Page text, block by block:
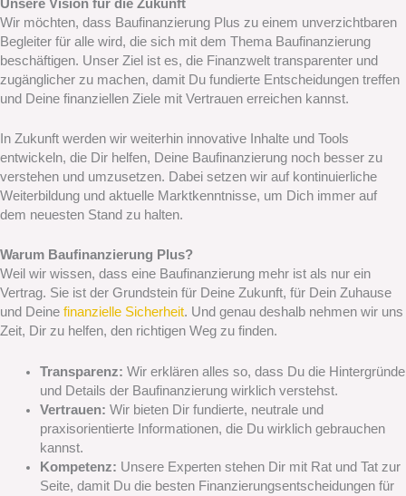
Unsere Vision für die Zukunft
Wir möchten, dass Baufinanzierung Plus zu einem unverzichtbaren
Begleiter für alle wird, die sich mit dem Thema Baufinanzierung
beschäftigen. Unser Ziel ist es, die Finanzwelt transparenter und
zugänglicher zu machen, damit Du fundierte Entscheidungen treffen
und Deine finanziellen Ziele mit Vertrauen erreichen kannst.
In Zukunft werden wir weiterhin innovative Inhalte und Tools
entwickeln, die Dir helfen, Deine Baufinanzierung noch besser zu
verstehen und umzusetzen. Dabei setzen wir auf kontinuierliche
Weiterbildung und aktuelle Marktkenntnisse, um Dich immer auf
dem neuesten Stand zu halten.
Warum Baufinanzierung Plus?
Weil wir wissen, dass eine Baufinanzierung mehr ist als nur ein
Vertrag. Sie ist der Grundstein für Deine Zukunft, für Dein Zuhause
und Deine finanzielle Sicherheit. Und genau deshalb nehmen wir uns
Zeit, Dir zu helfen, den richtigen Weg zu finden.
Transparenz: Wir erklären alles so, dass Du die Hintergründe
und Details der Baufinanzierung wirklich verstehst.
Vertrauen: Wir bieten Dir fundierte, neutrale und
praxisorientierte Informationen, die Du wirklich gebrauchen
kannst.
Kompetenz: Unsere Experten stehen Dir mit Rat und Tat zur
Seite, damit Du die besten Finanzierungsentscheidungen für